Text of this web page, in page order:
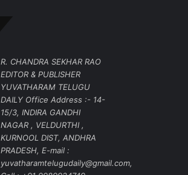
R. CHANDRA SEKHAR RAO
EDITOR & PUBLISHER
YUVATHARAM TELUGU
DAILY Office Address :- 14-
15/3, INDIRA GANDHI
NAGAR , VELDURTHI ,
KURNOOL DIST, ANDHRA
PRADESH, E-mail :
yuvatharamtelugudaily@gmail.com,